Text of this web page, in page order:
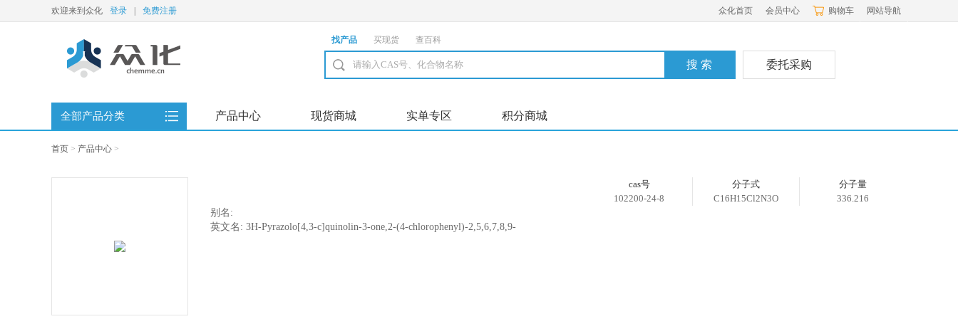
欢迎来到众化 登录 免费注册 众化首页 会员中心 购物车 网站导航
找产品 买现货 查百科
委托采购
全部产品分类 产品中心 现货商城 实单专区 积分商城
首页 > 产品中心 >
别名:
英文名: 3H-Pyrazolo[4,3-c]quinolin-3-one,2-(4-chlorophenyl)-2,5,6,7,8,9-
cas号
102200-24-8
分子式
C16H15Cl2N3O
分子量
336.216